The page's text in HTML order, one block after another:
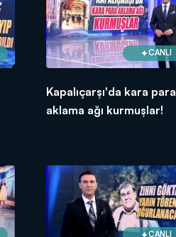
CANLI
Kapalıçarşı'da kara para
aklama ağı kurmuşlar!
CANLI